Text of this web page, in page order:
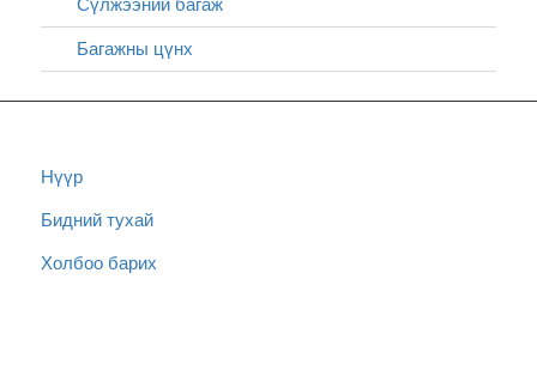
Багажны цүнх
Нүүр
Бидний тухай
Холбоо барих